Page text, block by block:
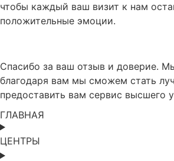
чтобы каждый ваш визит к нам
положительные эмоции.
Спасибо за ваш отзыв и доверие.
благодаря вам мы сможем стать
предоставить вам сервис высшего
ГЛАВНАЯ
ЦЕНТРЫ